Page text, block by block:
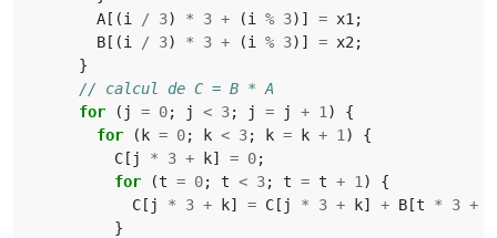
A [(i / 3) * 3 + (i % 3)] = x1 ;
B [(i / 3) * 3 + (i % 3)] = x2 ;
}
for
( j = 0; j < 3; j = j + 1 )
{
for
( k = 0; k < 3; k = k + 1 )
{
C [ j * 3 + k] = 0;
for
(t = 0; t < 3; t = t + 1 )
{
C [ j * 3 + k] = C [ j * 3 + k] + B [t * 3 +
}